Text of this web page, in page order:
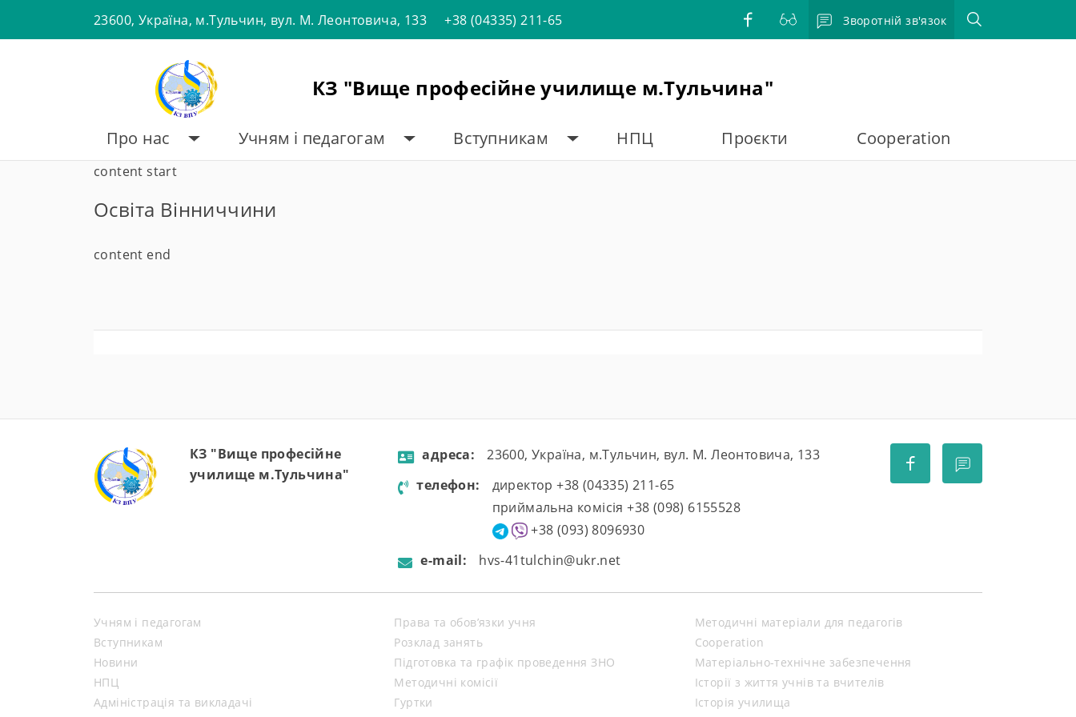
23600, Україна, м.Тульчин, вул. М. Леонтовича, 133 +38 (04335) 211-65 Зворотній зв'язок
КЗ "Вище професійне училище м.Тульчина"
Про нас Учням і педагогам Вступникам НПЦ Проєкти Cooperation
content start
Освіта Вінниччини
content end
КЗ "Вище професійне
училище м.Тульчина"
aдресa:
23600, Україна, м.Тульчин, вул. М. Леонтовича, 133
телефон:
директор +38 (04335) 211-65
приймальна комісія +38 (098) 6155528
+38 (093) 8096930
e-mail:
hvs-41tulchin@ukr.net
Учням і педагогам
Вступникам
Новини
НПЦ
Адміністрація та викладачі
Права та обов’язки учня
Розклад занять
Підготовка та графік проведення ЗНО
Методичні комісії
Гуртки
Методичні матеріали для педагогів
Cooperation
Матеріально-технічне забезпечення
Історії з життя учнів та вчителів
Історія училища